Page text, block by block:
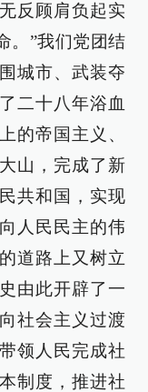
反顾肩负起实
。”我们党团结
城市、武装夺
二十八年浴血
的帝国主义、
山，完成了新
共和国，实现
人民民主的伟
道路上又树立
由此开辟了一
社会主义过渡
领人民完成社
制度，推进社